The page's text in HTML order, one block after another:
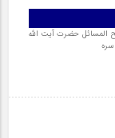
المسائل حضرت آیت الله